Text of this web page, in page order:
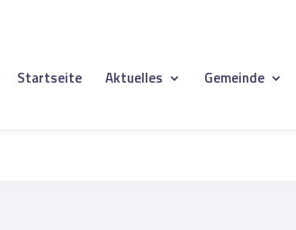
Startseite Aktuelles Gemeinde